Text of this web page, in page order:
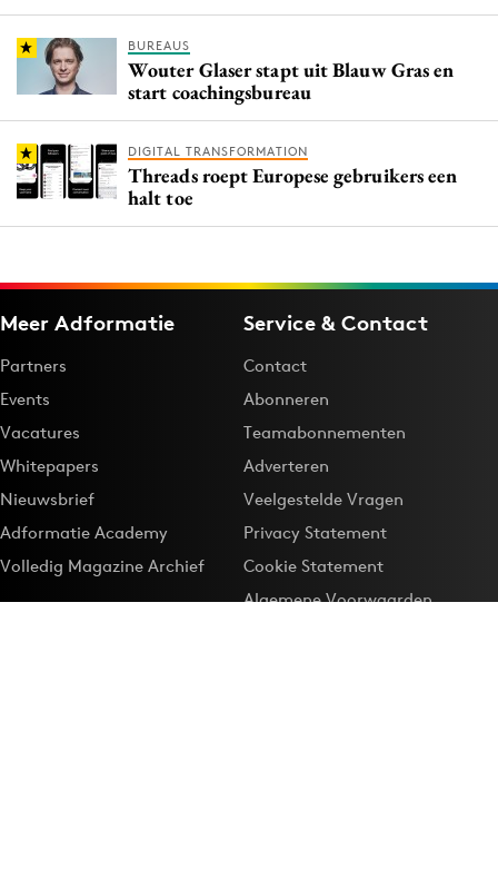
BUREAUS
Wouter Glaser stapt uit Blauw Gras en
start coachingsbureau
DIGITAL TRANSFORMATION
Threads roept Europese gebruikers een
halt toe
Meer Adformatie
Partners
Events
Vacatures
Whitepapers
Nieuwsbrief
Adformatie Academy
Volledig Magazine Archief
Service & Contact
Contact
Abonneren
Teamabonnementen
Adverteren
Veelgestelde Vragen
Privacy Statement
Cookie Statement
Algemene Voorwaarden